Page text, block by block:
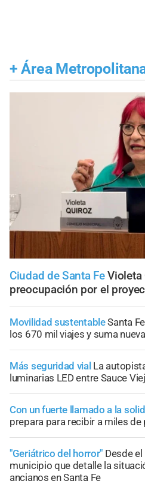
+ Área
Ciudad de Santa Fe Violeta
preocupación por el
Movilidad sustentableSanta
los 670 mil viajes y suma
Más seguridad vial La
luminarias LED entre Sauce
Con un fuerte llamado a la
prepara para recibir a miles de
"Geriátrico del horror" Desde
municipio que detalle la
ancianos en Santa Fe